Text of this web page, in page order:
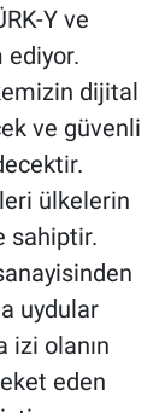
Y ve
ediyor.
dijital
ve güvenli
ülkelerin
sahiptir.
uydular
izi olanın
eden